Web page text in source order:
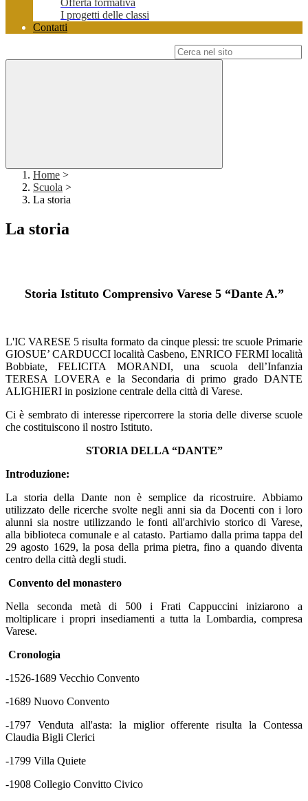
Offerta formativa
I progetti delle classi
Contatti
Home >
Scuola >
La storia
La storia
Storia Istituto Comprensivo Varese 5 “Dante A.”
L'IC VARESE 5 risulta formato da cinque plessi: tre scuole Primarie
GIOSUE’ CARDUCCI località Casbeno, ENRICO FERMI località
Bobbiate, FELICITA MORANDI,una scuola dell’Infanzia
TERESA LOVERA e la Secondaria di primo grado DANTE
ALIGHIERI in posizione centrale della città di Varese.
Ci è sembrato di interesse ripercorrere la storia delle diverse scuole
che costituiscono il nostro Istituto.
STORIA DELLA “DANTE”
Introduzione:
La storia della Dante non è semplice da ricostruire. Abbiamo
utilizzato delle ricerche svolte negli anni sia da Docenti con i loro
alunni sia nostre utilizzando le fonti all'archivio storico di Varese,
alla biblioteca comunale e al catasto. Partiamo dalla prima tappa del
29 agosto 1629, la posa della prima pietra, fino a quando diventa
centro della città degli studi.
Convento del monastero
Nella seconda metà di 500 i Frati Cappuccini iniziarono a
moltiplicare i propri insediamenti a tutta la Lombardia, compresa
Varese.
Cronologia
-1526-1689 Vecchio Convento
-1689 Nuovo Convento
-1797 Venduta all'asta: la miglior offerente risulta la Contessa
Claudia Bigli Clerici
-1799 Villa Quiete
-1908 Collegio Convitto Civico